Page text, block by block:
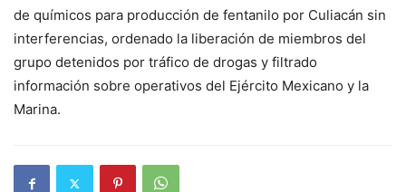
de químicos para producción de fentanilo por Culiacán sin
interferencias, ordenado la liberación de miembros del
grupo detenidos por tráfico de drogas y filtrado
información sobre operativos del Ejército Mexicano y la
Marina.